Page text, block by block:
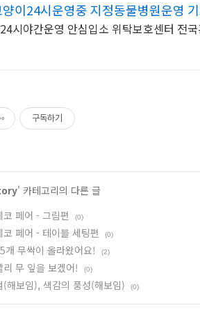
이24시운영중 지정동물병원운영
시야간운영 안심입소 위탁보호센터 전
구독하기
' 카테고리의 다른 글
코 페어 - 그림편
(0)
코 페어 - 테이블 세팅편 (0)
개 무싹이 올라왔어요! (2)
리 무 잎을 보겠어! (0)
(해보임), 색감의 풍성(해보임) (0)